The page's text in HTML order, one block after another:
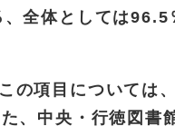
全体としては96.5
の項目については
、中央・行徳図書